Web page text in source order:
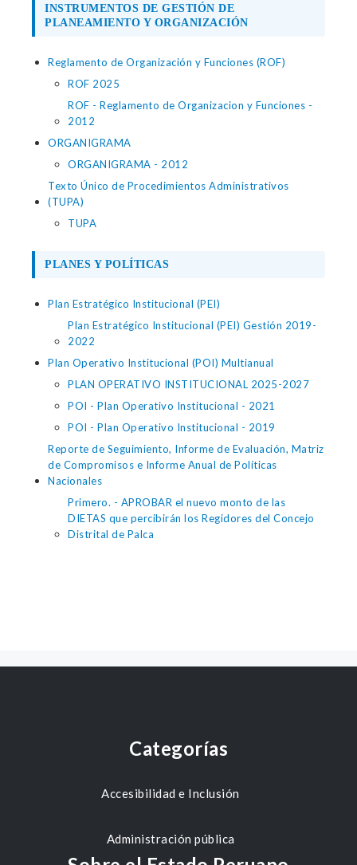
INSTRUMENTOS DE GESTIÓN DE
PLANEAMIENTO Y ORGANIZACIÓN
Reglamento de Organización y Funciones (ROF)
ROF 2025
ROF - Reglamento de Organizacion y Funciones -
2012
ORGANIGRAMA
ORGANIGRAMA - 2012
Texto Único de Procedimientos Administrativos
(TUPA)
TUPA
PLANES Y POLÍTICAS
Plan Estratégico Institucional (PEI)
Plan Estratégico Institucional (PEI) Gestión 2019-
2022
Plan Operativo Institucional (POI) Multianual
PLAN OPERATIVO INSTITUCIONAL 2025-2027
POI - Plan Operativo Institucional - 2021
POI - Plan Operativo Institucional - 2019
Reporte de Seguimiento, Informe de Evaluación, Matriz
de Compromisos e Informe Anual de Políticas
Nacionales
Primero. - APROBAR el nuevo monto de las
DIETAS que percibirán los Regidores del Concejo
Distrital de Palca
Categorías
Accesibilidad e Inclusión
Administración pública